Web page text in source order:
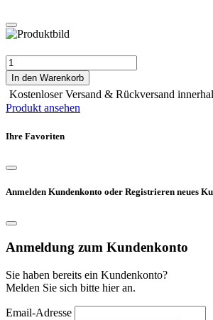
In den Warenkorb
Kostenloser Versand & Rückversand
Produkt ansehen
Ihre Favoriten
Anmelden Kundenkonto oder Registrieren neues
Anmeldung zum Kundenkonto
Sie haben bereits ein Kundenkonto?
Melden Sie sich bitte hier an.
Email-Adresse